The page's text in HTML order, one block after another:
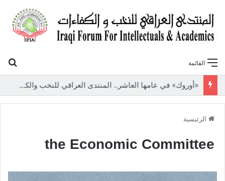
القائمة
«أوروك» في عامها العاشر.. المنتدى العراقي للنخب والكفاءات يصدر عددًا جديدًا ببحوث علمية تعالج قضايا الاقتصاد والطاقة
الرئيسية
the Economic Committee